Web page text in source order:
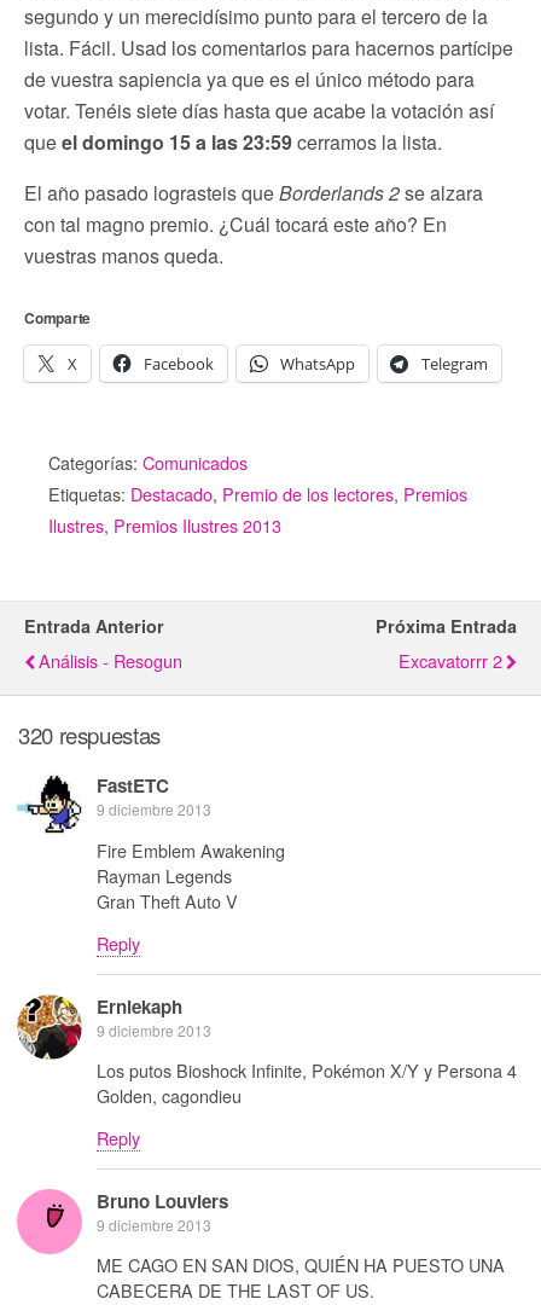
segundo y un merecidísimo punto para el tercero de la
lista. Fácil. Usad los comentarios para hacernos partícipe
de vuestra sapiencia ya que es el único método para
votar. Tenéis siete días hasta que acabe la votación así
queel domingo 15 a las 23:59cerramos la lista.
El año pasado lograsteis queBorderlands 2se alzara
con tal magno premio. ¿Cuál tocará este año? En
vuestras manos queda.
Comparte
X Facebook WhatsApp Telegram
Categorías: Comunicados
Etiquetas: Destacado, Premio de los lectores, Premios
Ilustres, Premios Ilustres 2013
Entrada Anterior
Análisis - Resogun
Próxima Entrada
Excavatorrr 2
320 respuestas
FastETC
9 diciembre 2013
Fire Emblem Awakening
Rayman Legends
Gran Theft Auto V
Reply
Erniekaph
9 diciembre 2013
Los putos Bioshock Infinite, Pokémon X/Y y Persona 4
Golden, cagondieu
Reply
Bruno Louviers
9 diciembre 2013
ME CAGO EN SAN DIOS, QUIÉN HA PUESTO UNA
CABECERA DE THE LAST OF US.